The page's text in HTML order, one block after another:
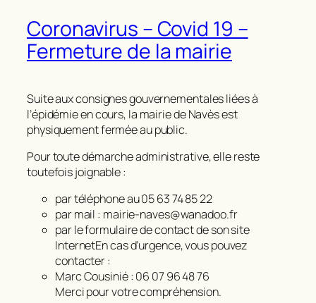
Coronavirus – Covid 19 –
Fermeture de la mairie
Suite aux consignes gouvernementales liées à
l’épidémie en cours, la mairie de Navès est
physiquement fermée au public.
Pour toute démarche administrative, elle reste
toutefois joignable :
par téléphone au 05 63 74 85 22
par mail : mairie-naves@wanadoo.fr
par le formulaire de contact de son site
InternetEn cas d’urgence, vous pouvez
contacter :
Marc Cousinié : 06 07 96 48 76
Merci pour votre compréhension.